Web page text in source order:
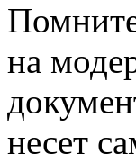
на
несет